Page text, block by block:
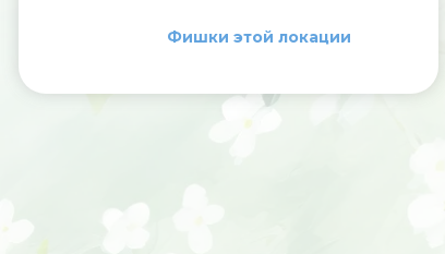
Фишки этой локации